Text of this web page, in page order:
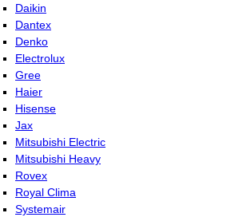
Daikin
Dantex
Denko
Electrolux
Gree
Haier
Hisense
Jax
Mitsubishi Electric
Mitsubishi Heavy
Rovex
Royal Clima
Systemair